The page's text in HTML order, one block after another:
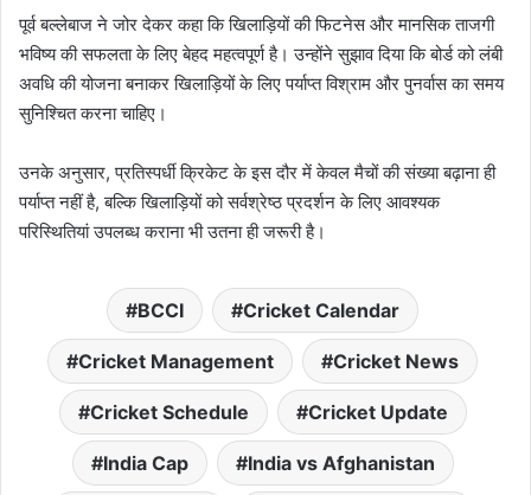
पूर्व बल्लेबाज ने जोर देकर कहा कि खिलाड़ियों की फिटनेस और मानसिक ताजगी
भविष्य की सफलता के लिए बेहद महत्वपूर्ण है। उन्होंने सुझाव दिया कि बोर्ड को लंबी
अवधि की योजना बनाकर खिलाड़ियों के लिए पर्याप्त विश्राम और पुनर्वास का समय
सुनिश्चित करना चाहिए।
उनके अनुसार, प्रतिस्पर्धी क्रिकेट के इस दौर में केवल मैचों की संख्या बढ़ाना ही
पर्याप्त नहीं है, बल्कि खिलाड़ियों को सर्वश्रेष्ठ प्रदर्शन के लिए आवश्यक
परिस्थितियां उपलब्ध कराना भी उतना ही जरूरी है।
BCCI Cricket Calendar
Cricket Management Cricket News
Cricket Schedule Cricket Update
India Cap India vs Afghanistan